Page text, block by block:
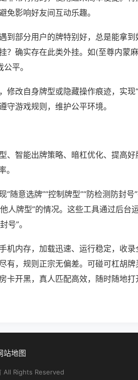
免影响好友间互动乐趣。
到部分用户的牌特别好，总是能拿到
？确实存在此类外挂。如(至尊内蒙
平。
修改自身牌型或隐藏操作痕迹，实现
游戏规则，维护公平环境。
、智能出牌策略、暗杠优化、提高好
。
意选牌”“控制牌型”“防检测防封号”
人牌型”的情况。这些工具通过后台
号”。
机内存，加载迅速、运行稳定，收录
有，规则正宗无偏差。可碰可杠胡牌
卡开黑，真人匹配高效，随时随地打
站地图
All Rights Reserved